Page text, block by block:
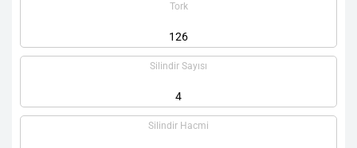
Tork
126
Silindir Sayısı
4
Silindir Hacmi